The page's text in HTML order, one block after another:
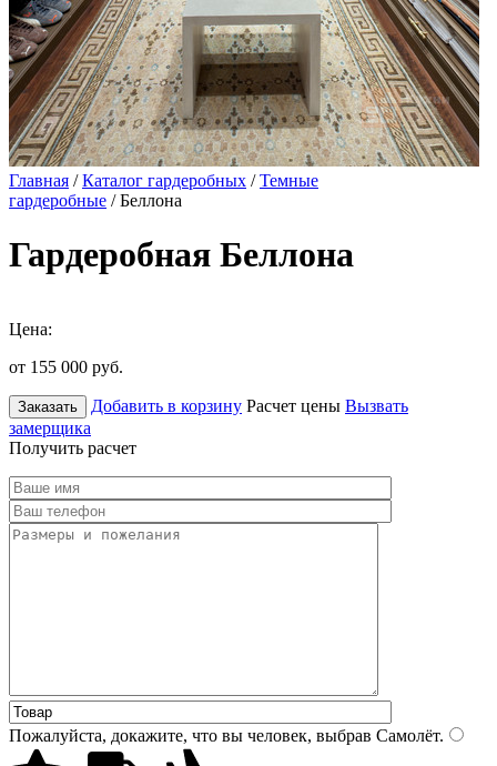
Главная /Каталог гардеробных /Темные
гардеробные / Беллона
Гардеробная Беллона
Цена:
от 155 000 руб.
Заказать Добавить в корзину Расчет цены Вызвать
замерщика
Получить расчет
Пожалуйста, докажите, что вы человек, выбрав Самолёт.